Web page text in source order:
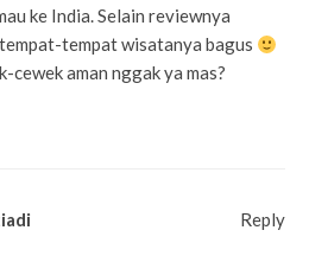
ke India. Selain reviewnya
tempat wisatanya bagus
cewek aman nggak ya mas?
Reply